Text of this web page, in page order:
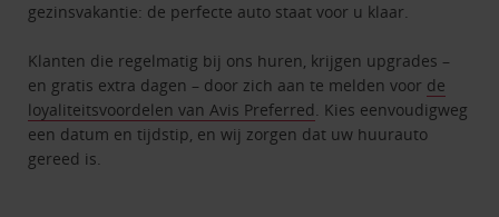
gezinsvakantie: de perfecte auto staat voor u klaar.
Klanten die regelmatig bij ons huren, krijgen upgrades –
en gratis extra dagen – door zich aan te melden voor de
loyaliteitsvoordelen van Avis Preferred. Kies eenvoudigweg
een datum en tijdstip, en wij zorgen dat uw huurauto
gereed is.